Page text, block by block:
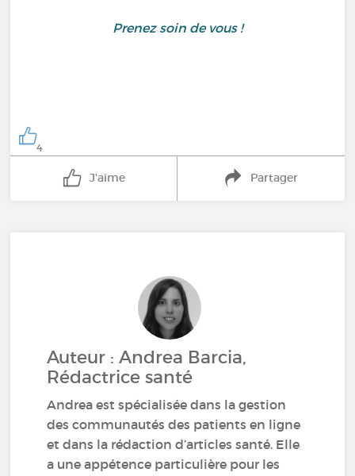
Prenez soin de vous !
4
J'aime Partager
Auteur : Andrea Barcia,
Rédactrice santé
Andrea est spécialisée dans la gestion
des communautés des patients en ligne
et dans la rédaction d’articles santé. Elle
a une appétence particulière pour les